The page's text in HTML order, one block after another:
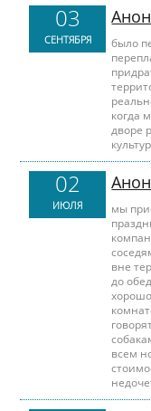
03
СЕНТЯБРЯ
было
когда
дворе
02
ИЮЛЯ
мы
вне
до
всем